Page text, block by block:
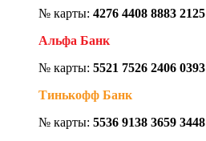
№ карты: 4276 4408 8883 2125
Альфа Банк
№ карты: 5521 7526 2406 0393
Тинькофф Банк
№ карты: 5536 9138 3659 3448